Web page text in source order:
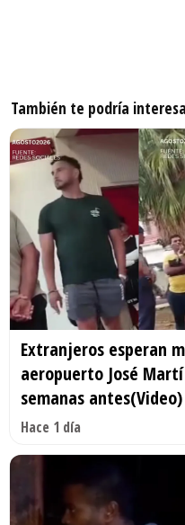
También te podría
Extranjeros esperan
aeropuerto José
semanas antes(Video)
Hace 1 día